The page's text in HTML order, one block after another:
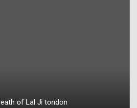
of Lal Ji tondon